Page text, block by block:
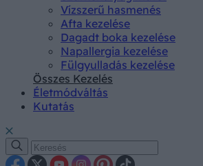
Vízszerű hasmenés
Afta kezelése
Dagadt boka kezelése
Napallergia kezelése
Fülgyulladás kezelése
Összes Kezelés
Életmódváltás
Kutatás